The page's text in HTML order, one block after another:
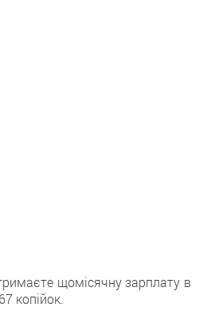
щомісячну зарплату в
копійок.